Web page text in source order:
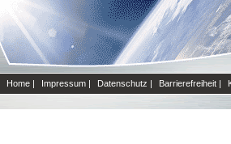
Home | Impressum | Datenschutz | Barrierefreiheit |